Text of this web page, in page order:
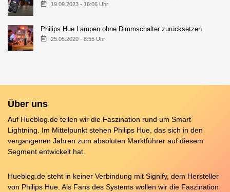
19.09.2023 - 16:06 Uhr
Philips Hue Lampen ohne Dimmschalter zurücksetzen
25.05.2020 - 8:55 Uhr
Über uns
Auf Hueblog.de teilen wir die Faszination rund um Smart
Lightning. Im Mittelpunkt stehen Philips Hue, das sich in den
vergangenen Jahren zum absoluten Marktführer auf diesem
Segment entwickelt hat.
Hueblog.de steht in keiner Verbindung mit Signify, dem Hersteller
von Philips Hue. Als Fans des Systems wollen wir die Faszination